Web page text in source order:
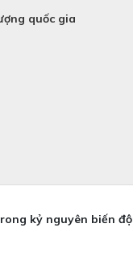
quốc gia
kỷ nguyên biến